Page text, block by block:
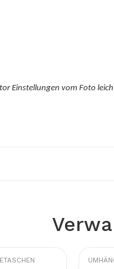
Einstellungen vom Foto